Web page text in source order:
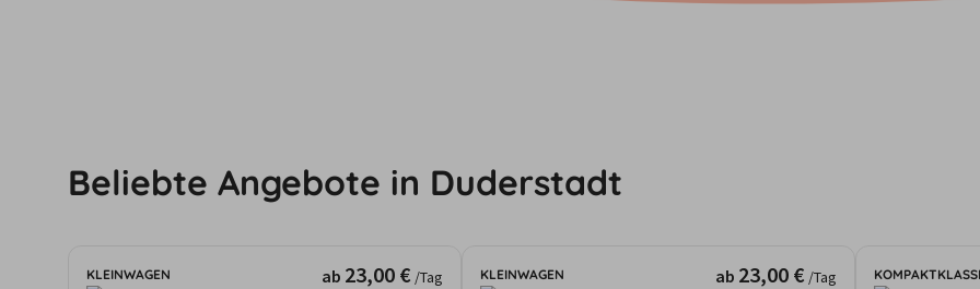
Beliebte Angebote in Duderstadt
KLEINWAGEN ab 23,00 € /Tag KLEINWAGEN ab 23,00 € /Tag